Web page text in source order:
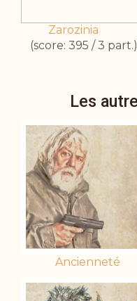
Zarozinia
(score: 395 / 3 part.)
Les
Ancienneté